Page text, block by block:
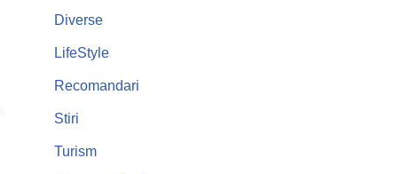
Diverse
LifeStyle
Recomandari
Stiri
Turism